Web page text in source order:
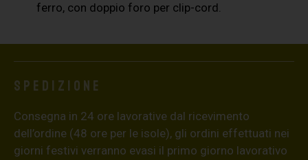
ferro, con doppio foro per clip-cord.
Spedizione
Consegna in 24 ore lavorative dal ricevimento
dell’ordine (48 ore per le isole), gli ordini effettuati nei
giorni festivi verranno evasi il primo giorno lavorativo